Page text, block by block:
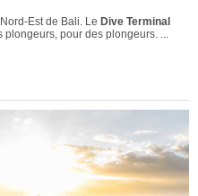
Est de Bali. Le Dive Terminal
plongeurs, pour des plongeurs. ...